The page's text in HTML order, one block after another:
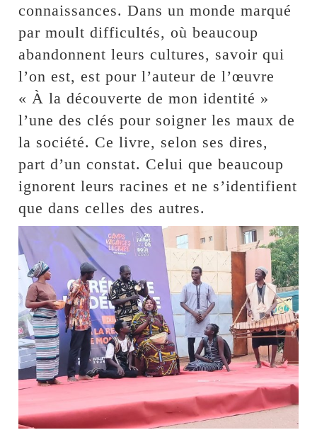
connaissances. Dans un monde marqué
par moult difficultés, où beaucoup
abandonnent leurs cultures, savoir qui
l’on est, est pour l’auteur de l’œuvre
« À la découverte de mon identité »
l’une des clés pour soigner les maux de
la société. Ce livre, selon ses dires,
part d’un constat. Celui que beaucoup
ignorent leurs racines et ne s’identifient
que dans celles des autres.